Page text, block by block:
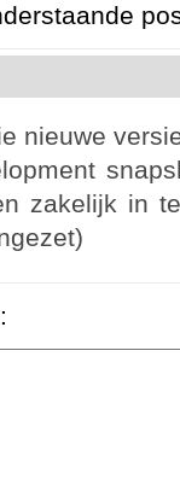
nieuwe
zakelijk in